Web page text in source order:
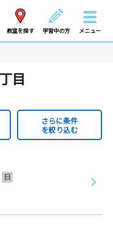
教室を探す 学習中の方 メニュー
目
さらに条件
を絞り込む
日